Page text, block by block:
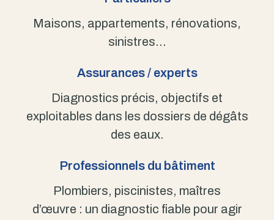
Maisons, appartements, rénovations,
sinistres…
Assurances / experts
Diagnostics précis, objectifs et
exploitables dans les dossiers de dégâts
des eaux.
Professionnels du bâtiment
Plombiers, piscinistes, maîtres
d’œuvre : un diagnostic fiable pour agir